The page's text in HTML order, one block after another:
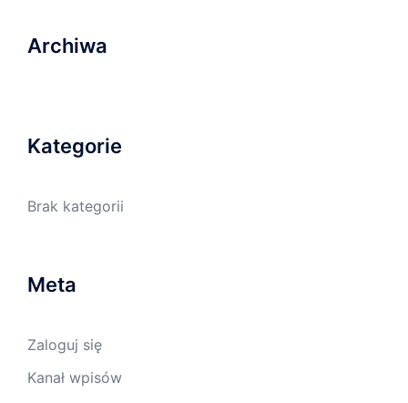
Archiwa
Kategorie
Brak kategorii
Meta
Zaloguj się
Kanał wpisów